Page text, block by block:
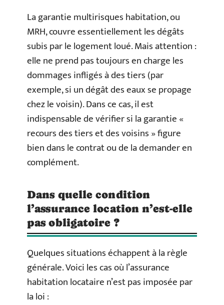
La garantie multirisques habitation, ou
MRH, couvre essentiellement les dégâts
subis par le logement loué. Mais attention :
elle ne prend pas toujours en charge les
dommages infligés à des tiers (par
exemple, si un dégât des eaux se propage
chez le voisin). Dans ce cas, il est
indispensable de vérifier si la garantie «
recours des tiers et des voisins » figure
bien dans le contrat ou de la demander en
complément.
Dans quelle condition
l’assurance location n’est-elle
pas obligatoire ?
Quelques situations échappent à la règle
générale. Voici les cas où l’assurance
habitation locataire n’est pas imposée par
la loi :